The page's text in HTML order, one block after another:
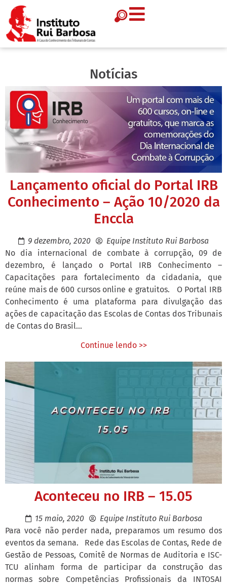
Notícias
Lançamento oficial do Portal IRB
Conhecimento – Ação 10/2020 da
Enccla
9 dezembro, 2020
Equipe Instituto Rui Barbosa
No dia internacional de combate à corrupção, 09 de
dezembro, é lançado o Portal IRB Conhecimento –
Capacitações para fortalecimento da cidadania, que
reúne mais de 600 cursos online e gratuitos. O Portal IRB
Conhecimento é uma plataforma para divulgação das
ações de capacitação das Escolas de Contas dos Tribunais
de Contas do Brasil...
Continue lendo >>
Aconteceu no IRB – 15.05
15 maio, 2020
Equipe Instituto Rui Barbosa
Para você não perder nada, preparamos um resumo dos
eventos da semana. Rede das Escolas de Contas, Rede de
Gestão de Pessoas, Comitê de Normas de Auditoria e ISC-
TCU alinham forma de participar da construção das
normas sobre Competências Profissionais da INTOSAI